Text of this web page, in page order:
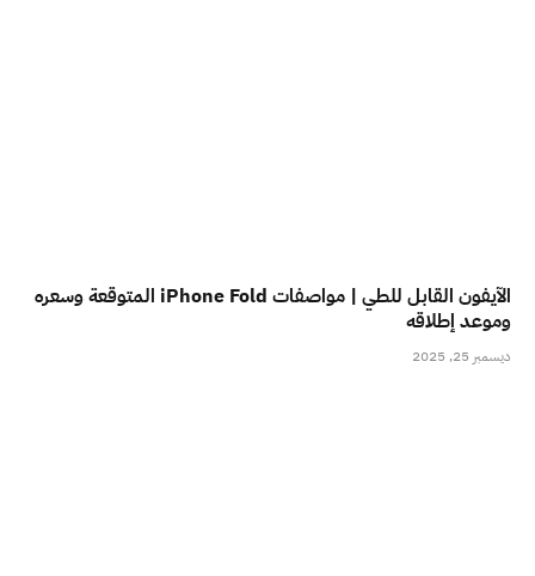
الآيفون القابل للطي | مواصفات iPhone Fold المتوقعة وسعره
وموعد إطلاقه
ديسمبر 25, 2025